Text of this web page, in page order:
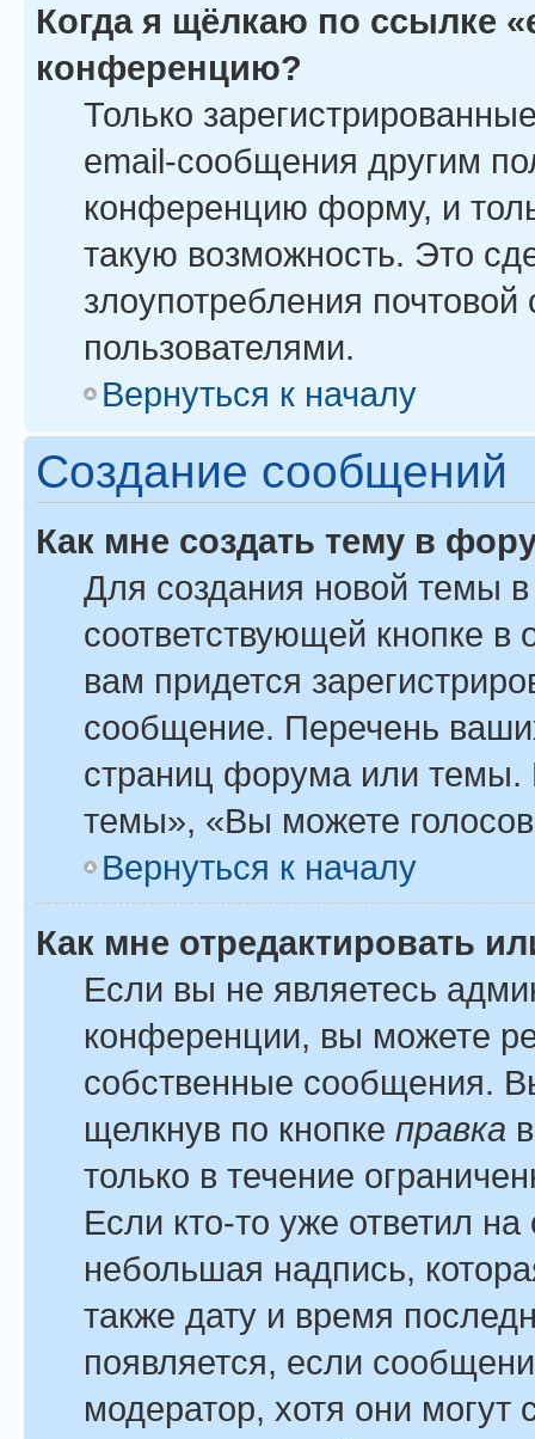
Когда я щёлкаю по ссылке
конференцию?
Только
email-сообщения другим
конференцию форму, и
такую возможность. Это
злоупотребления
пользователями.
Вернуться к началу
Создание сообщений
Как мне создать тему в
Для создания новой темы
соответствующей кнопке
вам придется
сообщение. Перечень
страниц форума или
темы», «Вы можете
Вернуться к началу
Как мне отредактировать
Если вы не являетесь
конференции, вы можете
собственные сообщения.
щелкнув по кнопке правка
только в течение
Если кто-то уже ответил
небольшая надпись,
также дату и время
появляется, если
модератор, хотя они